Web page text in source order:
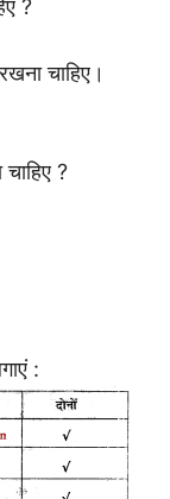
?
चाहिए।
?
: